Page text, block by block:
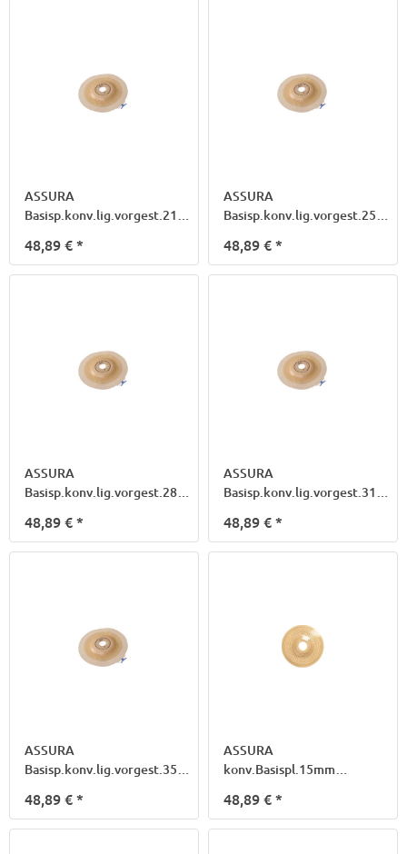
ASSURA
Basisp.konv.lig.vorgest.21mm
48,89 €*
ASSURA
Basisp.konv.lig.vorgest.25mm
48,89 €*
ASSURA
Basisp.konv.lig.vorgest.28mm
48,89 €*
ASSURA
Basisp.konv.lig.vorgest.31mm
48,89 €*
ASSURA
Basisp.konv.lig.vorgest.35mm
48,89 €*
ASSURA
konv.Basispl.15mm
48,89 €*